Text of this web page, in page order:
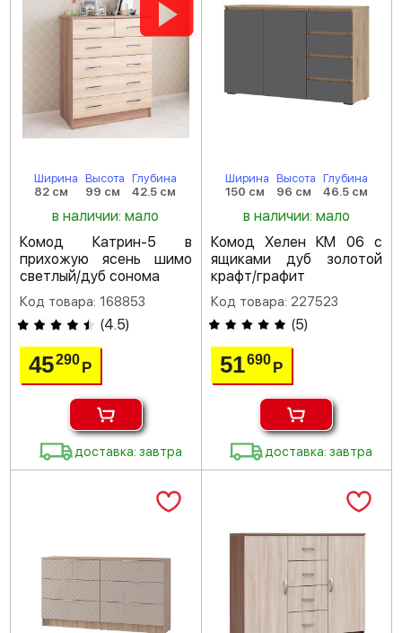
Ширина
82 см
Высота
99 см
Глубина
42.5 см
в наличии: мало
Комод Катрин-5 в
прихожую ясень шимо
светлый/дуб сонома
Код товара: 168853
(4.5)
45290Р
доставка: завтра
Ширина
150 см
Высота
96 см
Глубина
46.5 см
в наличии: мало
Комод Хелен КМ 06 с
ящиками дуб золотой
крафт/графит
Код товара: 227523
(5)
51690 Р
доставка: завтра